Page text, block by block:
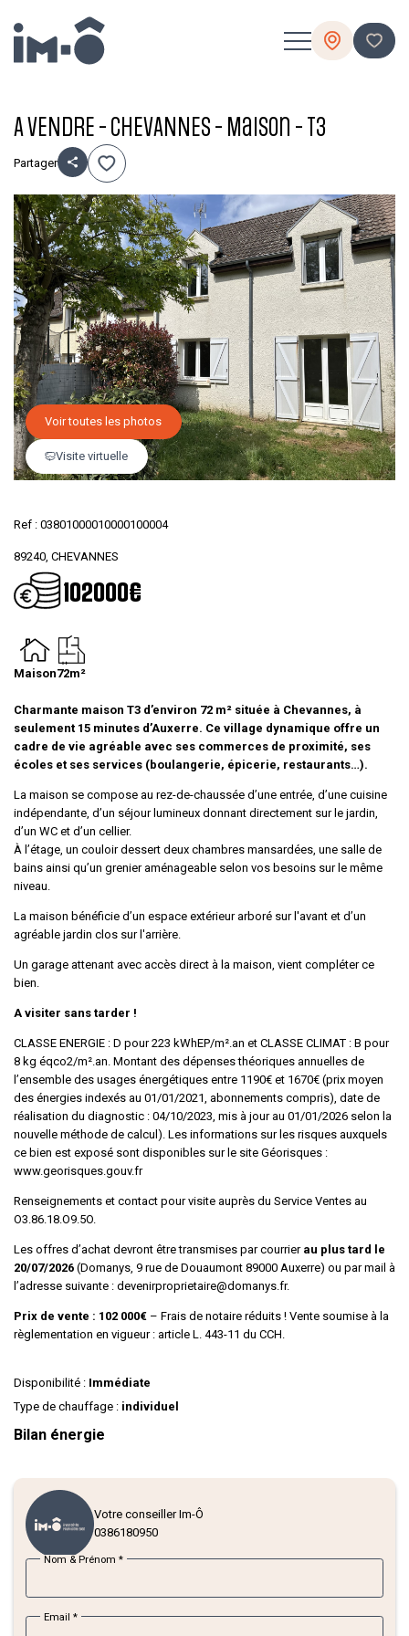
Nos biens à vendre
A VENDRE - CHEVANNES - Maison - T3
Partager
Voir toutes les photos
Visite virtuelle
Ref : 03801000010000100004
89240, CHEVANNES
102000€
Maison72m²
Charmante maison T3 d’environ 72 m² située à Chevannes, à
seulement 15 minutes d’Auxerre. Ce village dynamique offre un
cadre de vie agréable avec ses commerces de proximité, ses
écoles et ses services (boulangerie, épicerie, restaurants…).
La maison se compose au rez-de-chaussée d’une entrée, d’une cuisine
indépendante, d’un séjour lumineux donnant directement sur le jardin,
d’un WC et d’un cellier.
À l’étage, un couloir dessert deux chambres mansardées, une salle de
bains ainsi qu’un grenier aménageable selon vos besoins sur le même
niveau.
La maison bénéficie d’un espace extérieur arboré sur l'avant et d’un
agréable jardin clos sur l'arrière.
Un garage attenant avec accès direct à la maison, vient compléter ce
bien.
A visiter sans tarder !
CLASSE ENERGIE : D pour 223 kWhEP/m².an et CLASSE CLIMAT : B pour
8 kg éqco2/m².an. Montant des dépenses théoriques annuelles de
l’ensemble des usages énergétiques entre 1190€ et 1670€ (prix moyen
des énergies indexés au 01/01/2021, abonnements compris), date de
réalisation du diagnostic : 04/10/2023, mis à jour au 01/01/2026 selon la
nouvelle méthode de calcul). Les informations sur les risques auxquels
ce bien est exposé sont disponibles sur le site Géorisques :
www.georisques.gouv.fr
Renseignements et contact pour visite auprès du Service Ventes au
O3.86.18.O9.5O.
Les offres d’achat devront être transmises par courrier au plus tard le
20/07/2026 (Domanys, 9 rue de Douaumont 89000 Auxerre) ou par mail à
l’adresse suivante : devenirproprietaire@domanys.fr.
Prix de vente : 102 000€ – Frais de notaire réduits ! Vente soumise à la
règlementation en vigueur : article L. 443-11 du CCH.
Disponibilité : Immédiate
Type de chauffage : individuel
Bilan énergie
peu d’émissions
émissions
Votre conseiller Im-Ô
0386180950
Nom & Prénom*
Email*